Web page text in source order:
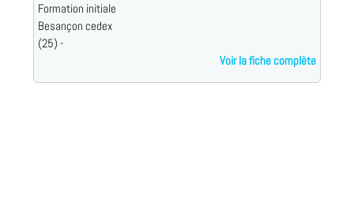
Formation initiale
Besançon cedex
(25) -
Voir la fiche complète